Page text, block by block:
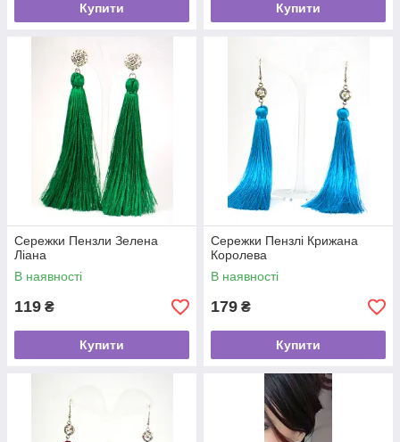
Купити Купити
Сережки Пензли Зелена
Ліана
В наявності
119 ₴
Купити
Сережки Пензлі Крижана
Королева
В наявності
179 ₴
Купити